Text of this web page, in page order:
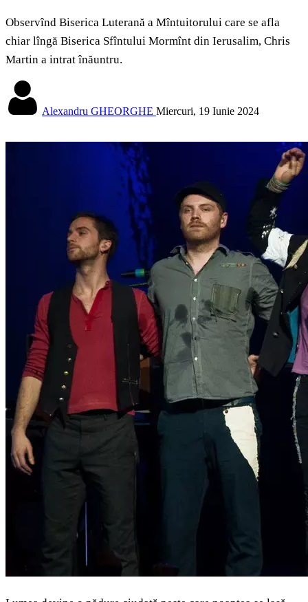
Observînd Biserica Luterană a Mîntuitorului care se afla
chiar lîngă Biserica Sfîntului Mormînt din Ierusalim, Chris
Martin a intrat înăuntru.
Alexandru GHEORGHE Miercuri, 19 Iunie 2024